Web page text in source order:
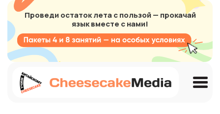
Проведи остаток лета с пользой — прокачай
язык вместе с нами!